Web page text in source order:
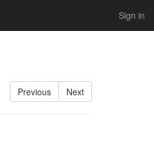
Sign in
Previous Next